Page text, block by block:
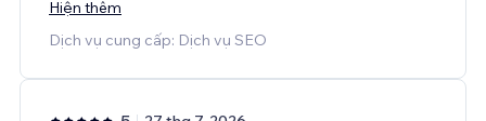
Hiện thêm
Dịch vụ cung cấp: Dịch vụ SEO